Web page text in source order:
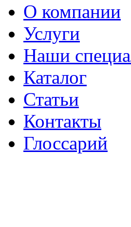
О компании
Услуги
Наши
Каталог
Статьи
Контакты
Глоссарий